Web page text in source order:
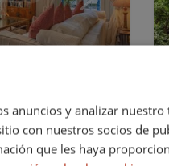
Mes
Ribera del
anuncios y analizar nuestro
con nuestros socios de
que les haya